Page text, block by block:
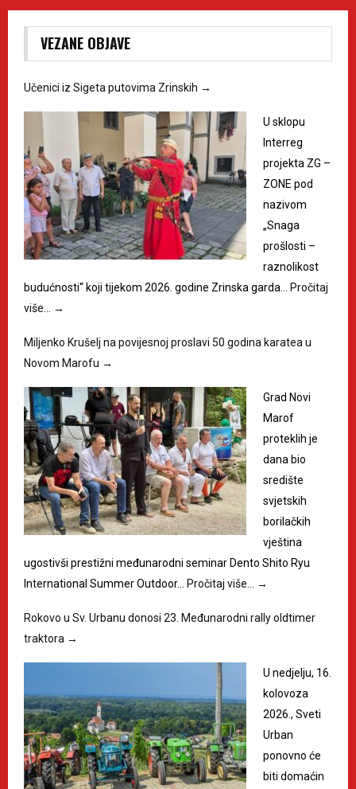
VEZANE OBJAVE
Učenici iz Sigeta putovima Zrinskih →
U sklopu
Interreg
projekta ZG –
ZONE pod
nazivom
„Snaga
prošlosti –
raznolikost
budućnosti“ koji tijekom 2026. godine Zrinska garda… Pročitaj
više…
→
Miljenko Krušelj na povijesnoj proslavi 50 godina karatea u
Novom Marofu →
Grad Novi
Marof
proteklih je
dana bio
središte
svjetskih
borilačkih
vještina
ugostivši prestižni međunarodni seminar Dento Shito Ryu
International Summer Outdoor… Pročitaj više… →
Rokovo u Sv. Urbanu donosi 23. Međunarodni rally oldtimer
traktora →
U nedjelju, 16.
kolovoza
2026., Sveti
Urban
ponovno će
biti domaćin